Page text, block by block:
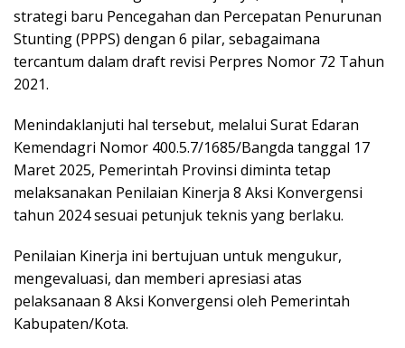
strategi baru Pencegahan dan Percepatan Penurunan
Stunting (PPPS) dengan 6 pilar, sebagaimana
tercantum dalam draft revisi Perpres Nomor 72 Tahun
2021.
Menindaklanjuti hal tersebut, melalui Surat Edaran
Kemendagri Nomor 400.5.7/1685/Bangda tanggal 17
Maret 2025, Pemerintah Provinsi diminta tetap
melaksanakan Penilaian Kinerja 8 Aksi Konvergensi
tahun 2024 sesuai petunjuk teknis yang berlaku.
Penilaian Kinerja ini bertujuan untuk mengukur,
mengevaluasi, dan memberi apresiasi atas
pelaksanaan 8 Aksi Konvergensi oleh Pemerintah
Kabupaten/Kota.